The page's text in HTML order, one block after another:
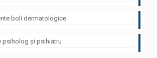
boli dermatologice
psiholog și psihiatru